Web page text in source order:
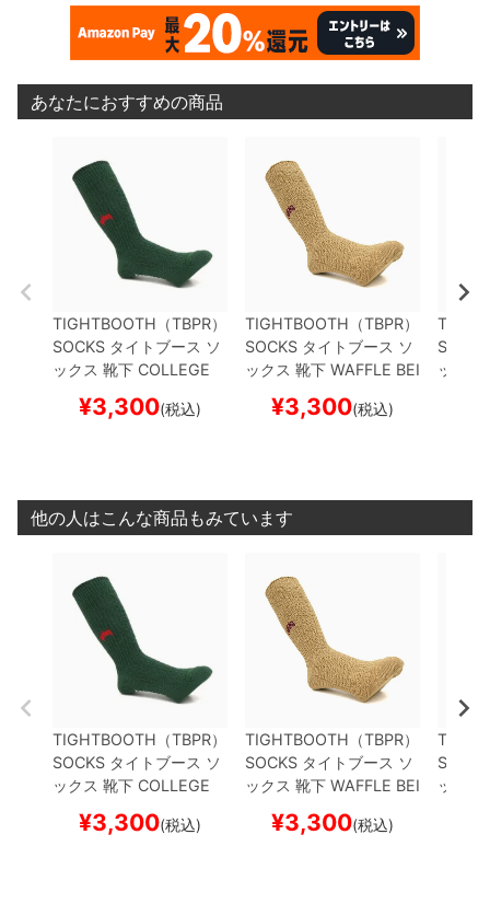
あなたにおすすめの商品
TIGHTBOOTH（TBPR）
SOCKS タイトブース ソ
ックス 靴下 COLLEGE
トボード スケボー
¥3,300(税込)
TIGHTBOOTH（TBPR）
SOCKS タイトブース ソ
ックス 靴下 WAFFLE BEI
ボー¥3,300(税込)
SOCKS
ックス
他の人はこんな商品もみています
TIGHTBOOTH（TBPR）
SOCKS タイトブース ソ
ックス 靴下 COLLEGE
トボード スケボー
¥3,300(税込)
TIGHTBOOTH（TBPR）
SOCKS タイトブース ソ
ックス 靴下 WAFFLE BEI
ボー¥3,300(税込)
SOCKS
ックス